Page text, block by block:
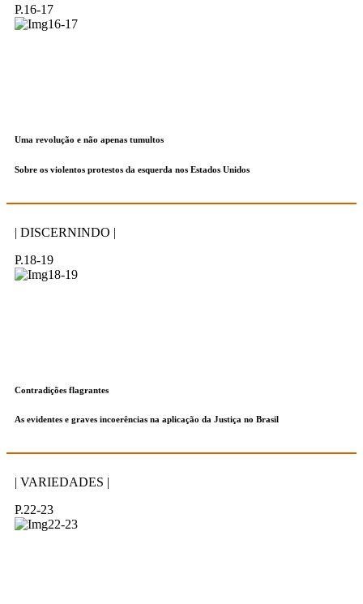
P.16-17
Uma revolução e não apenas tumultos
Sobre os violentos protestos da esquerda nos Estados Unidos
| DISCERNINDO |
P.18-19
Contradições flagrantes
As evidentes e graves incoerências na aplicação da Justiça no Brasil
| VARIEDADES |
P.22-23